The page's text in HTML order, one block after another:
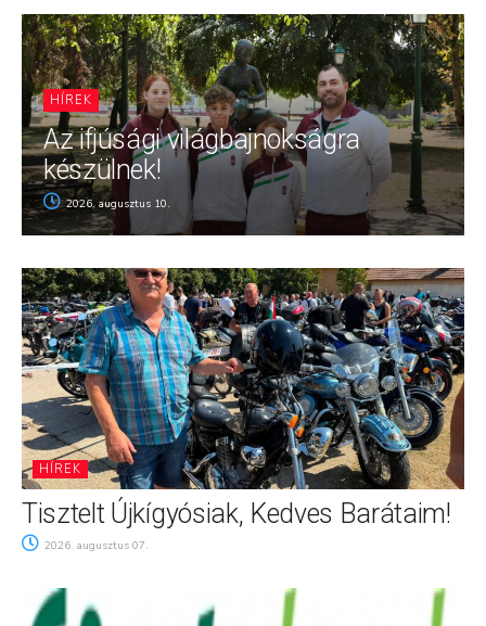
HÍREK
Az ifjúsági világbajnokságra
készülnek!
2026. augusztus 10.
HÍREK
Tisztelt Újkígyósiak, Kedves Barátaim!
2026. augusztus 07.